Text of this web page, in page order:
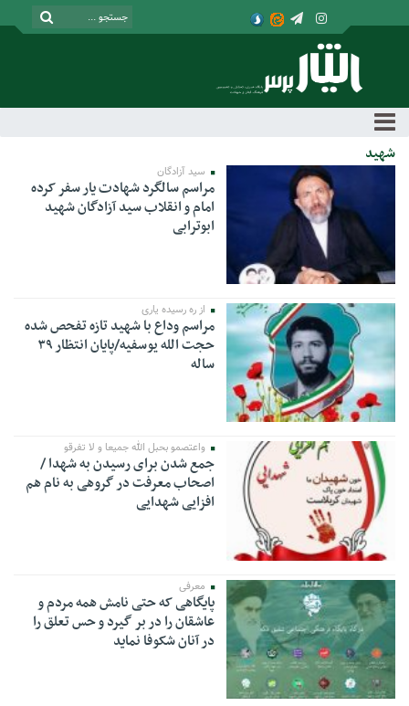
شهید
سید آزادگان
مراسم سالگرد شهادت یار سفر کرده
امام و انقلاب سید آزادگان شهید
ابوترابی
از ره رسیده یاری
مراسم وداع با شهید تازه تفحص شده
حجت الله یوسفیه/پایان انتظار ۳۹
ساله
واعتصمو بحبل الله جمیعا و لا تفرقو
جمع شدن برای رسیدن به شهدا /
اصحاب معرفت در گروهی به نام هم
افزایی شهدایی
معرفی
پایگاهی که حتی نامش همه مردم و
عاشقان را در بر گیرد و حس تعلق را
در آنان شکوفا نماید